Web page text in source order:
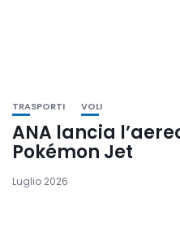
TRASPORTI VOLI
ANA lancia
Pokémon Jet
Luglio 2026